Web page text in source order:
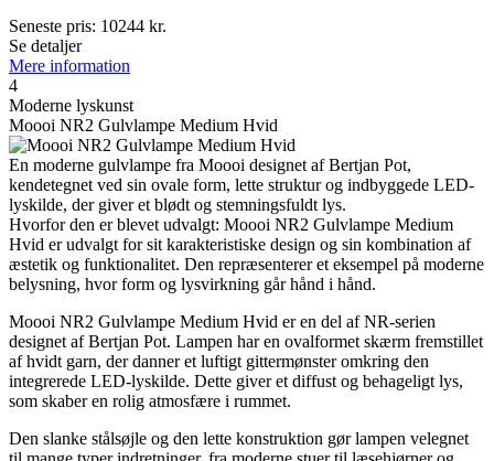
Seneste pris: 10244 kr.
Se detaljer
Mere information
4
Moderne lyskunst
Moooi NR2 Gulvlampe Medium Hvid
En moderne gulvlampe fra Moooi designet af Bertjan Pot,
kendetegnet ved sin ovale form, lette struktur og indbyggede LED-
lyskilde, der giver et blødt og stemningsfuldt lys.
Hvorfor den er blevet udvalgt: Moooi NR2 Gulvlampe Medium
Hvid er udvalgt for sit karakteristiske design og sin kombination af
æstetik og funktionalitet. Den repræsenterer et eksempel på moderne
belysning, hvor form og lysvirkning går hånd i hånd.
Moooi NR2 Gulvlampe Medium Hvid er en del af NR-serien
designet af Bertjan Pot. Lampen har en ovalformet skærm fremstillet
af hvidt garn, der danner et luftigt gittermønster omkring den
integrerede LED-lyskilde. Dette giver et diffust og behageligt lys,
som skaber en rolig atmosfære i rummet.
Den slanke stålsøjle og den lette konstruktion gør lampen velegnet